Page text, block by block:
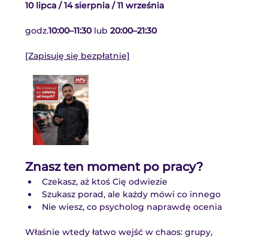
10 lipca / 14 sierpnia / 11 września
godz.10:00–11:30 lub 20:00–21:30
[Zapisuję się bezpłatnie]
Znasz ten moment po pracy?
Czekasz, aż ktoś Cię odwiezie
Szukasz porad, ale każdy mówi co innego
Nie wiesz, co psycholog naprawdę ocenia
Właśnie wtedy łatwo wejść w chaos: grupy,